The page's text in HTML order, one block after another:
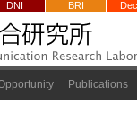
DNI BRI
Publications